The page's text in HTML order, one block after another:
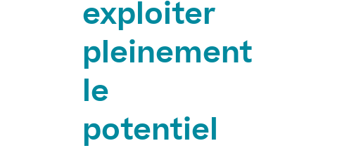
exploiter
pleinement
le
potentiel